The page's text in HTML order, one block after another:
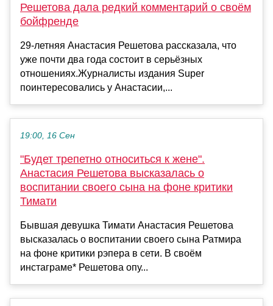
Решетова дала редкий комментарий о своём
бойфренде
29-летняя Анастасия Решетова рассказала, что
уже почти два года состоит в серьёзных
отношениях.Журналисты издания Super
поинтересовались у Анастасии,...
19:00, 16 Сен
"Будет трепетно относиться к жене".
Анастасия Решетова высказалась о
воспитании своего сына на фоне критики
Тимати
Бывшая девушка Тимати Анастасия Решетова
высказалась о воспитании своего сына Ратмира
на фоне критики рэпера в сети. В своём
инстаграме* Решетова опу...